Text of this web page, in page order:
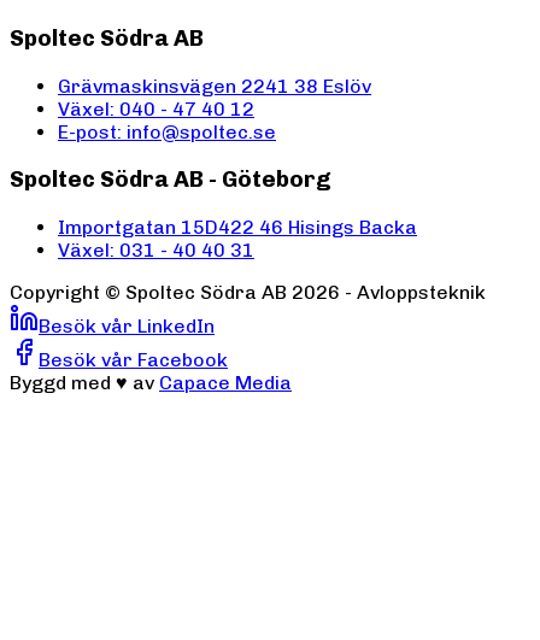
Spoltec Södra AB
Grävmaskinsvägen 2241 38 Eslöv
Växel: 040 - 47 40 12
E-post: info@spoltec.se
Spoltec Södra AB - Göteborg
Importgatan 15D422 46 Hisings Backa
Växel: 031 - 40 40 31
Copyright © Spoltec Södra AB 2026 - Avloppsteknik
Besök vår LinkedIn
Besök vår Facebook
Byggd med ♥ av Capace Media